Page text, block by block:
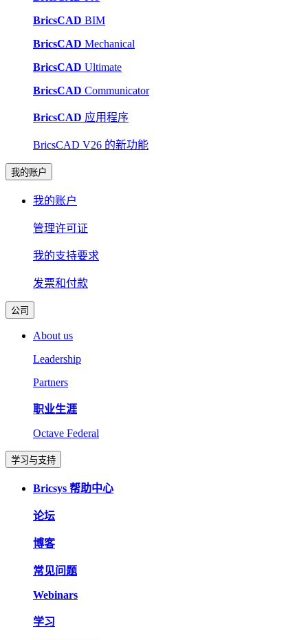
BricsCAD BIM
BricsCAD Mechanical
BricsCAD Ultimate
BricsCAD Communicator
BricsCAD 应用程序
BricsCAD V26 的新功能
我的账户
我的账户
管理许可证
我的支持要求
发票和付款
公司
About us
Leadership
Partners
职业生涯
Octave Federal
学习与支持
Bricsys 帮助中心
论坛
博客
常见问题
Webinars
学习